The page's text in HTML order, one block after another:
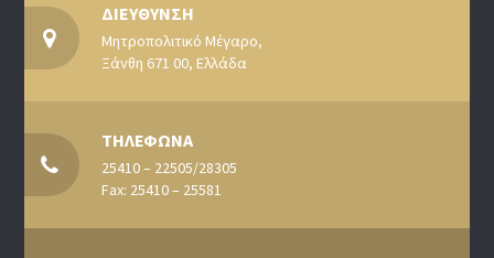
ΔΙΕΥΘΥΝΣΗ
Μητροπολιτικό Μέγαρο,
Ξάνθη 671 00, Ελλάδα
ΤΗΛΕΦΩΝΑ
25410 – 22505/28305
Fax: 25410 – 25581